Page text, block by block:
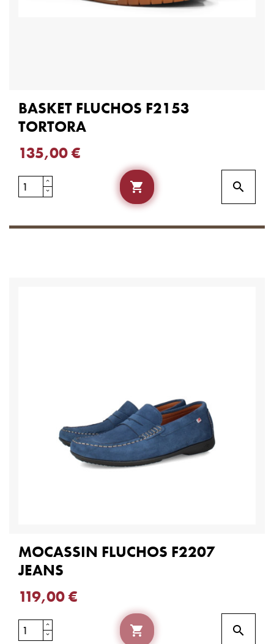
BASKET FLUCHOS F2153
TORTORA
135,00 €
 
MOCASSIN FLUCHOS F2207
JEANS
119,00 €
 